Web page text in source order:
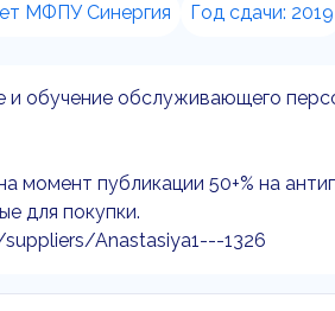
МФПУ Синергия Год сдачи: 2019
и обучение обслуживающего
момент публикации 50+% на
для покупки.
Anastasiya1---1326